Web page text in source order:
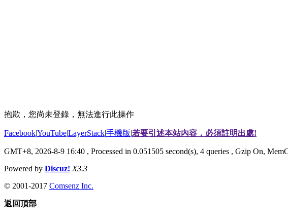
抱歉，您尚未登錄，無法進行此操作
Facebook|YouTube|LayerStack|手機版|若要引述本站內容，必須註明出處!
GMT+8, 2026-8-9 16:40 , Processed in 0.051505 second(s), 4 queries , Gzip On,
Powered by Discuz! X3.3
© 2001-2017 Comsenz Inc.
返回頂部